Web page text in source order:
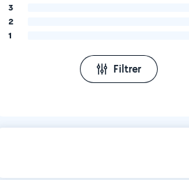
3
2
1
Filtrer